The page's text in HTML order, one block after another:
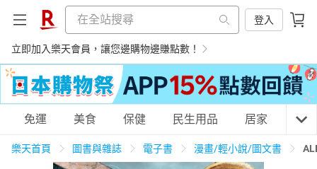
登入
立即加入樂天會員，讓您邊購物邊賺點數！
購物網分類
免運 美食 保健 民生用品 居家 3C
樂天首頁 圖書與雜誌 電子書 漫畫/輕小說/圖文書